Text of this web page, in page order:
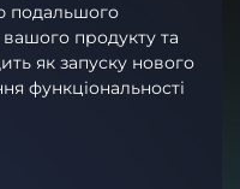
подальшого
продукту та
як запуску нового
функціональності